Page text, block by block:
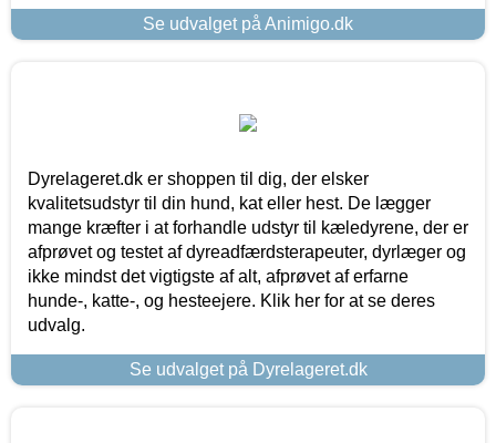
Se udvalget på Animigo.dk
Dyrelageret.dk er shoppen til dig, der elsker
kvalitetsudstyr til din hund, kat eller hest. De lægger
mange kræfter i at forhandle udstyr til kæledyrene, der er
afprøvet og testet af dyreadfærdsterapeuter, dyrlæger og
ikke mindst det vigtigste af alt, afprøvet af erfarne
hunde-, katte-, og hesteejere. Klik her for at se deres
udvalg.
Se udvalget på Dyrelageret.dk